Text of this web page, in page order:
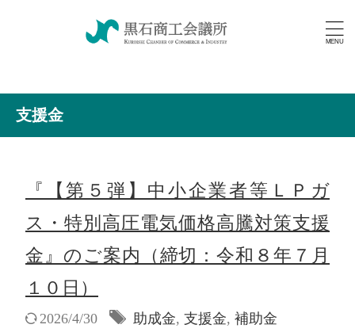
支援金
『【第５弾】中小企業者等ＬＰガ
ス・特別高圧電気価格高騰対策支援
金』のご案内（締切：令和８年７月
１０日）
2026/4/30 助成金, 支援金, 補助金